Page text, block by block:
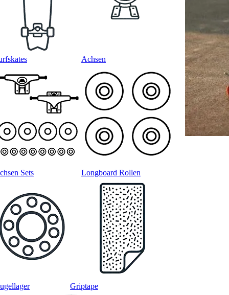
Achsen
Sets Longboard Rollen
Griptape